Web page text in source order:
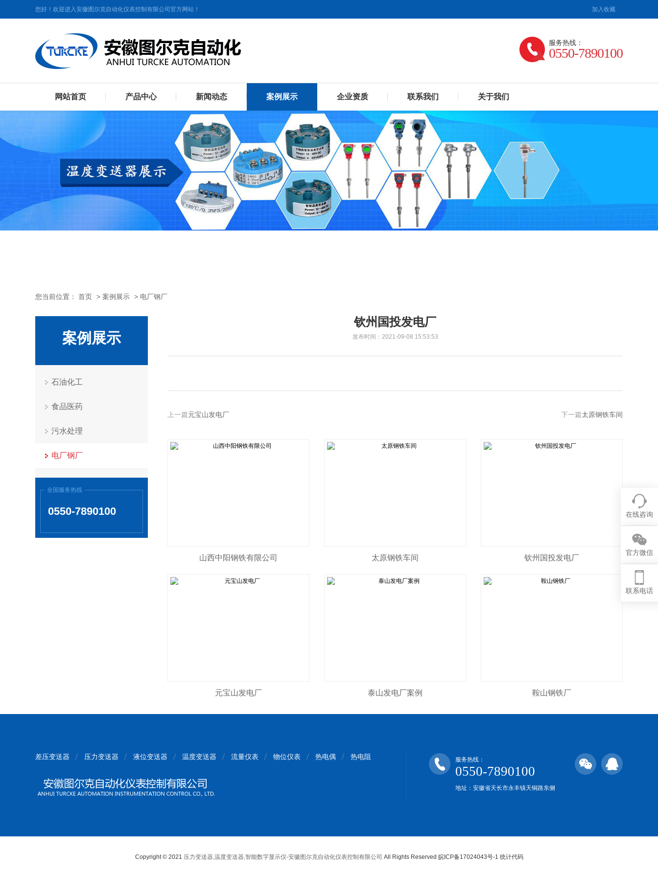
您好！欢迎进入安徽图尔克自动化仪表控制有限公司官方网站！ 加入收藏
服务热线：
0550-7890100
网站首页 产品中心 新闻动态 案例展示 企业资质 联系我们 关于我们
您当前位置： 首页 > 案例展示 > 电厂钢厂
案例展示
石油化工
食品医药
污水处理
电厂钢厂
全国服务热线
0550-7890100
钦州国投发电厂
发布时间：2021-09-08 15:53:53
上一篇元宝山发电厂 下一篇太原钢铁车间
山西中阳钢铁有限公司 太原钢铁车间 钦州国投发电厂
元宝山发电厂 泰山发电厂案例 鞍山钢铁厂
差压变送器 压力变送器 液位变送器 温度变送器 流量仪表 物位仪表 热电偶 热电阻 服务热线：
0550-7890100
地址：安徽省天长市永丰镇天铜路东侧
Copyright © 2021 压力变送器,温度变送器,智能数字显示仪-安徽图尔克自动化仪表控制有限公司 All Rights Reserved 皖ICP备17024043号-1 统计代码
在线咨询
官方微信
联系电话